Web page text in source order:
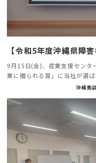
【令和5年度沖縄県障
9月15日(金)、産業支援センタ
業に贈られる賞」に当社が選
沖縄美